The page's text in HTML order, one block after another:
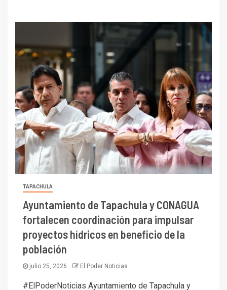
TAPACHULA
Ayuntamiento de Tapachula y CONAGUA
fortalecen coordinación para impulsar
proyectos hídricos en beneficio de la
población
julio 25, 2026 El Poder Noticias
#ElPoderNoticias Ayuntamiento de Tapachula y